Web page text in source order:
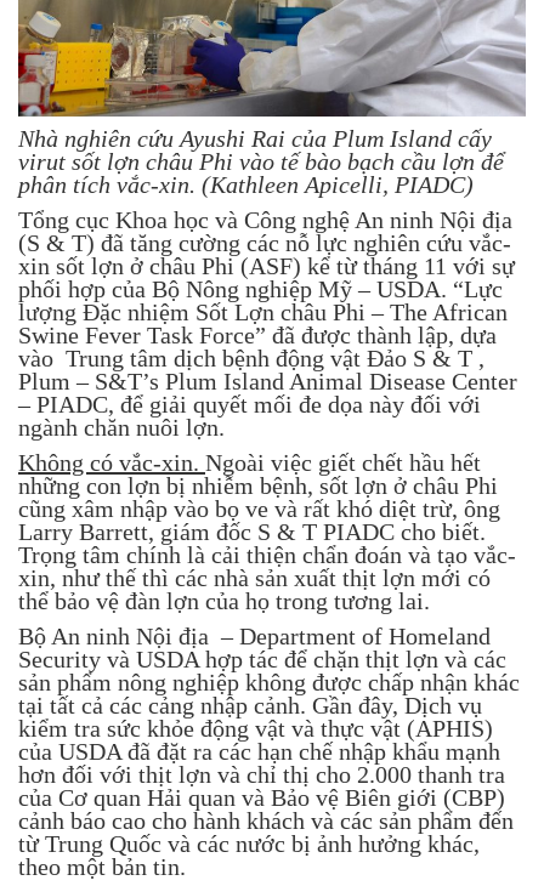
Nhà nghiên cứu Ayushi Rai của Plum Island cấy
virut sốt lợn châu Phi vào tế bào bạch cầu lợn để
phân tích vắc-xin. (Kathleen Apicelli, PIADC)
Tổng cục Khoa học và Công nghệ An ninh Nội địa
(S & T) đã tăng cường các nỗ lực nghiên cứu vắc-
xin sốt lợn ở châu Phi (ASF) kể từ tháng 11 với sự
phối hợp của Bộ Nông nghiệp Mỹ – USDA. “Lực
lượng Đặc nhiệm Sốt Lợn châu Phi – The African
Swine Fever Task Force” đã được thành lập, dựa
vào Trung tâm dịch bệnh động vật Đảo S & T ,
Plum – S&T’s Plum Island Animal Disease Center
– PIADC, để giải quyết mối đe dọa này đối với
ngành chăn nuôi lợn.
Không có vắc-xin. Ngoài việc giết chết hầu hết
những con lợn bị nhiễm bệnh, sốt lợn ở châu Phi
cũng xâm nhập vào bọ ve và rất khó diệt trừ, ông
Larry Barrett, giám đốc S & T PIADC cho biết.
Trọng tâm chính là cải thiện chẩn đoán và tạo vắc-
xin, như thế thì các nhà sản xuất thịt lợn mới có
thể bảo vệ đàn lợn của họ trong tương lai.
Bộ An ninh Nội địa ­ – Department of Homeland
Security và USDA hợp tác để chặn thịt lợn và các
sản phẩm nông nghiệp không được chấp nhận khác
tại tất cả các cảng nhập cảnh. Gần đây, Dịch vụ
kiểm tra sức khỏe động vật và thực vật (APHIS)
của USDA đã đặt ra các hạn chế nhập khẩu mạnh
hơn đối với thịt lợn và chỉ thị cho 2.000 thanh tra
của Cơ quan Hải quan và Bảo vệ Biên giới (CBP)
cảnh báo cao cho hành khách và các sản phẩm đến
từ Trung Quốc và các nước bị ảnh hưởng khác,
theo một bản tin.